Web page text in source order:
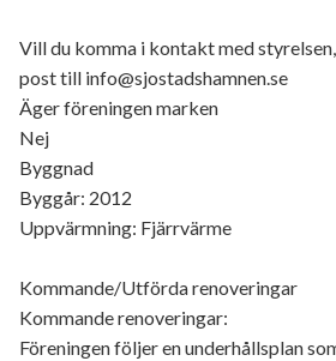
Vill du komma i kontakt med
post till info@sjostadshamnen.se
Äger föreningen marken
Nej
Byggnad
Byggår: 2012
Uppvärmning: Fjärrvärme
Kommande/Utförda renoveringar
Kommande renoveringar:
Föreningen följer en underhållsplan